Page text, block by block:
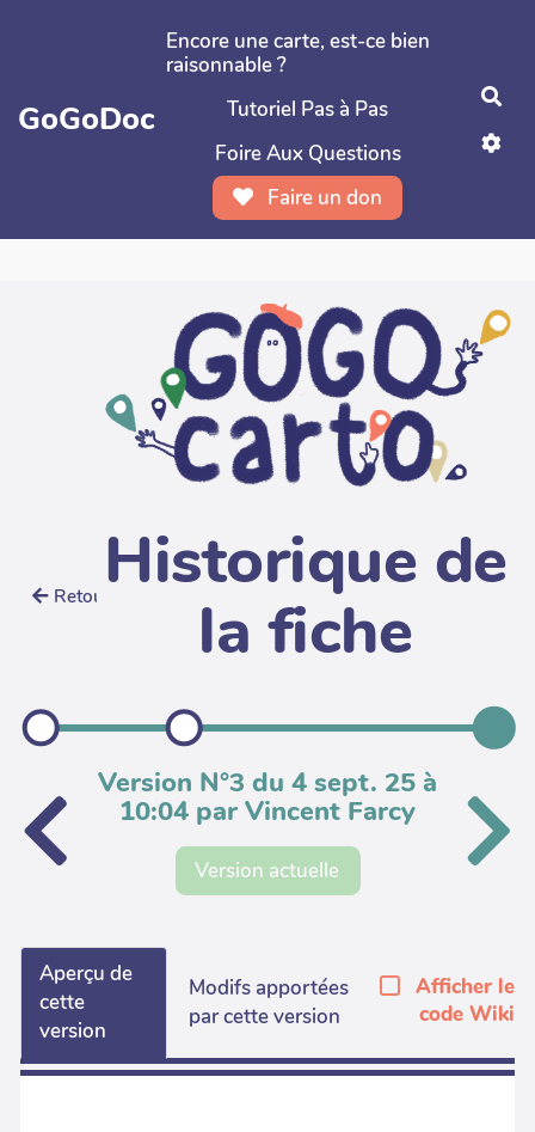
Aller au contenu principal
GoGoDoc
Encore une carte, est-ce bien
raisonnable ?
Tutoriel Pas à Pas
Foire Aux Questions
Faire un don
Retour Historique de
la fiche
Version N°3 du 4 sept. 25 à
10:04 par Vincent Farcy
Version actuelle
Aperçu de
cette
version
Modifs apportées
par cette version
Afficher le
code Wiki